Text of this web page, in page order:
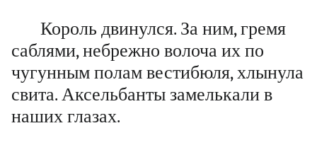
Король двинулся. За ним, гремя
саблями, небрежно волоча их по
чугунным полам вестибюля, хлынула
свита. Аксельбанты замелькали в
наших глазах.